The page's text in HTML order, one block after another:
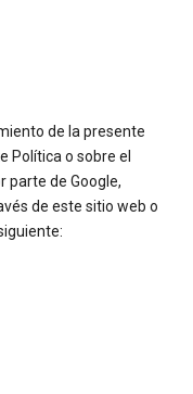
de la presente
Política o sobre el
parte de Google,
de este sitio web o